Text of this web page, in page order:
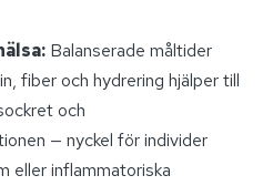
Balanserade måltider
fiber och hydrering hjälper till
och
— nyckel för individer
eller inflammatoriska